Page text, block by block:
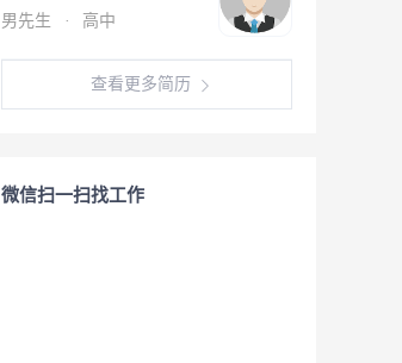
男先生 · 高中
查看更多简历
微信扫一扫找工作